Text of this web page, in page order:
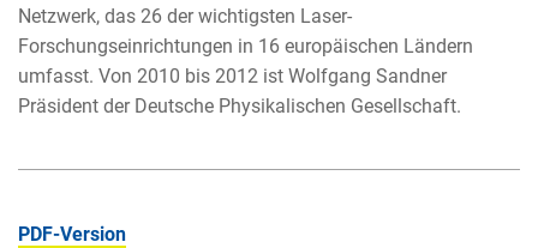
Netzwerk, das 26 der wichtigsten Laser-
Forschungseinrichtungen in 16 europäischen Ländern
umfasst. Von 2010 bis 2012 ist Wolfgang Sandner
Präsident der Deutsche Physikalischen Gesellschaft.
PDF-Version